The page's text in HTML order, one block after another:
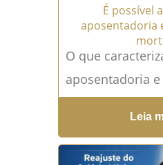
É possível
aposentadoria
O que
aposentadoria
morte? A
pensão por
dos benefícios
Leia